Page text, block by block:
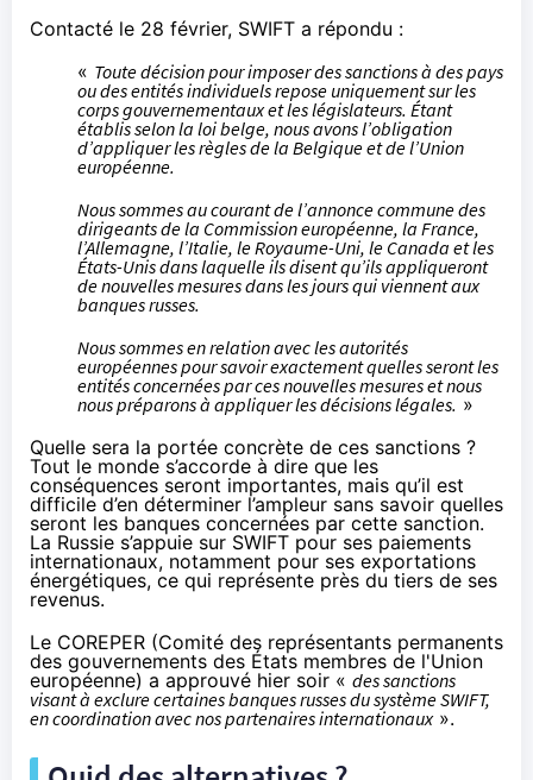
Contacté le 28 février, SWIFT a répondu :
« Toute décision pour imposer des sanctions à des pays
ou des entités individuels repose uniquement sur les
corps gouvernementaux et les législateurs. Étant
établis selon la loi belge, nous avons l’obligation
d’appliquer les règles de la Belgique et de l’Union
européenne.
Nous sommes au courant de l’annonce commune des
dirigeants de la Commission européenne, la France,
l’Allemagne, l’Italie, le Royaume-Uni, le Canada et les
États-Unis dans laquelle ils disent qu’ils appliqueront
de nouvelles mesures dans les jours qui viennent aux
banques russes.
Nous sommes en relation avec les autorités
européennes pour savoir exactement quelles seront les
entités concernées par ces nouvelles mesures et nous
nous préparons à appliquer les décisions légales. »
Quelle sera la portée concrète de ces sanctions ?
Tout le monde s’accorde à dire que les
conséquences seront importantes, mais qu’il est
difficile d’en déterminer l’ampleur sans savoir quelles
seront les banques concernées par cette sanction.
La Russie s’appuie sur SWIFT pour ses paiements
internationaux, notamment pour ses exportations
énergétiques, ce qui représente près du tiers de ses
revenus.
Le COREPER (Comité des représentants permanents
des gouvernements des États membres de l'Union
européenne) a approuvé hier soir « des sanctions
visant à exclure certaines banques russes du système SWIFT,
en coordination avec nos partenaires internationaux».